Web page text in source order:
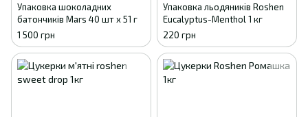
Упаковка шоколадних
батончиків Mars 40 шт х 51 г
1 500 грн
Упаковка льодяників Roshen
Eucalyptus-Menthol 1 кг
220 грн